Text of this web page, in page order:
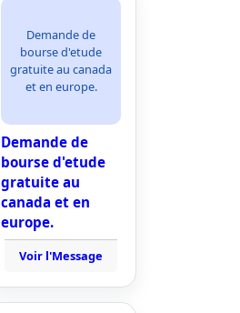
Demande de
bourse d'etude
gratuite au canada
et en europe.
Demande de
bourse d'etude
gratuite au
canada et en
europe.
Voir l'Message